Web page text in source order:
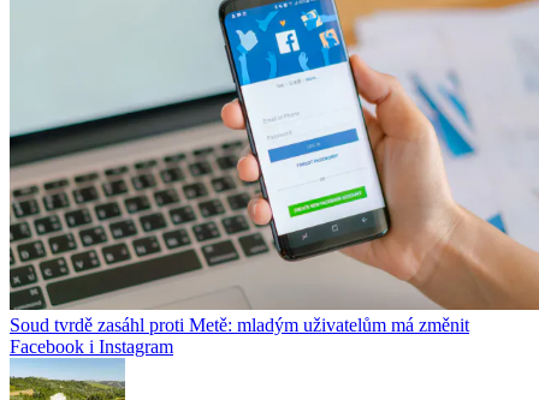
Soud tvrdě zasáhl proti Metě: mladým uživatelům má změnit
Facebook i Instagram